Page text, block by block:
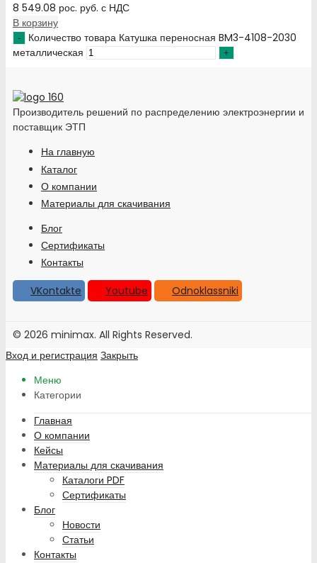
8 549.08 рос. руб. с НДС
В корзину
Количество товара Катушка переносная BM3-4108-2030
металлическая
Производитель решений по распределению электроэнергии и
поставщик ЭТП
На главную
Каталог
О компании
Материалы для скачивания
Блог
Сертификаты
Контакты
VKontakte
Youtube Odnoklassniki
© 2026 minimax. All Rights Reserved.
Вход и регистрация Закрыть
Меню
Категории
Главная
О компании
Кейсы
Материалы для скачивания
Каталоги PDF
Сертификаты
Блог
Новости
Статьи
Контакты